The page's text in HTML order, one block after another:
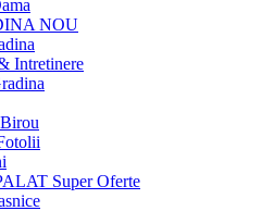
NOU
Intretinere
Super Oferte